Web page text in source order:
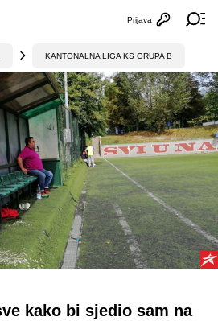
Otvori
Prijava
KANTONALNA LIGA KS GRUPA B
kako bi sjedio sam na